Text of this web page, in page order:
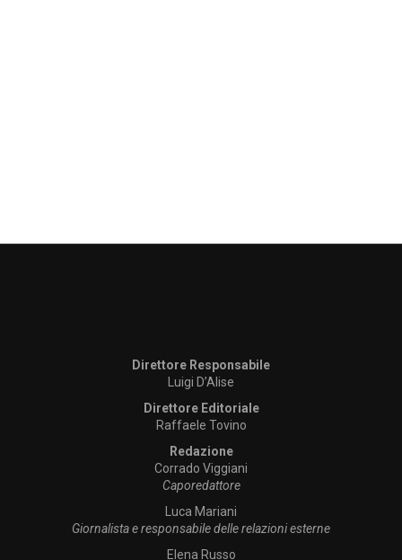
Direttore Responsabile
Luigi D’Alise
Direttore Editoriale
Raffaele Tovino
Redazione
Corrado Viggiani
Caporedattore
Luca Mariani
Giornalista e responsabile delle relazioni esterne
Elena Russo